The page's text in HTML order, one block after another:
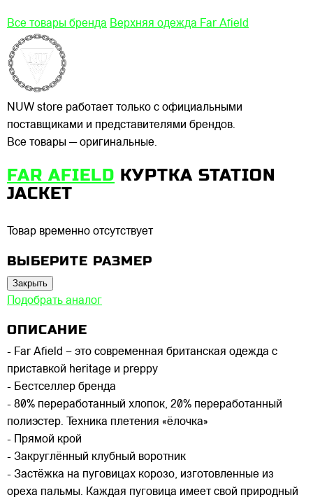
Все товары бренда Верхняя одежда Far Afield
NUW store работает только с официальными
поставщиками и представителями брендов.
Все товары — оригинальные.
FAR AFIELD КУРТКА STATION
JACKET
Товар временно отсутствует
ВЫБЕРИТЕ РАЗМЕР
Закрыть
Подобрать аналог
ОПИСАНИЕ
- Far Afield – это современная британская одежда с
приставкой heritage и preppy
- Бестселлер бренда
- 80% переработанный хлопок, 20% переработанный
полиэстер. Техника плетения «ёлочка»
- Прямой крой
- Закруглённый клубный воротник
- Застёжка на пуговицах корозо, изготовленные из
ореха пальмы. Каждая пуговица имеет свой природный